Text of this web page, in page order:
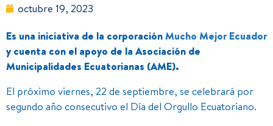
octubre 19, 2023
Es una iniciativa de la corporaciónMucho Mejor Ecuador
y cuenta con el apoyo de la Asociación de
Municipalidades Ecuatorianas (AME).
El próximo viernes, 22 de septiembre, se celebrará por
segundo año consecutivo el Día del Orgullo Ecuatoriano.